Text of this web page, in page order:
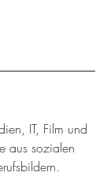
IT, Film und
aus sozialen